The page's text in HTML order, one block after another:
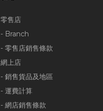
零售店
- Branch
- 零售店銷售條款
網上店
- 銷售貨品及地區
- 運費計算
- 網店銷售條款